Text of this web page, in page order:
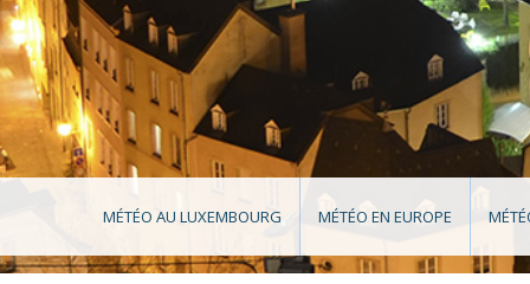
MÉTÉO AU LUXEMBOURG MÉTÉO EN EUROPE